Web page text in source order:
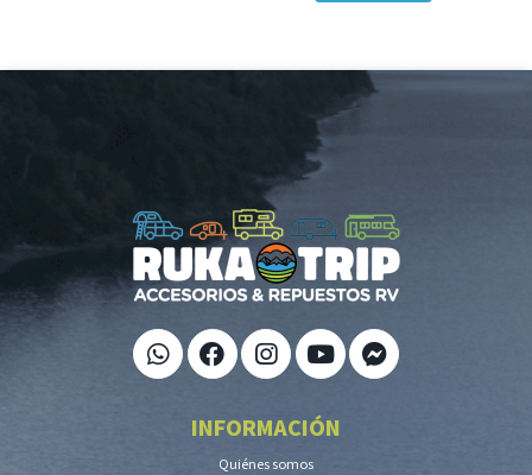
INFORMACIÓN
Quiénes somos